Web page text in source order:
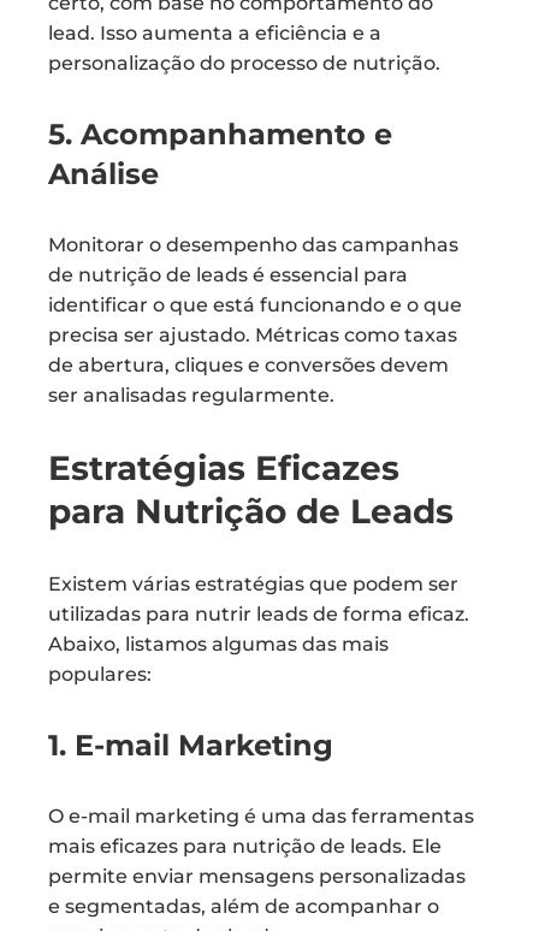
lead. Isso aumenta a eficiência e a
personalização do processo de nutrição.
5. Acompanhamento e
Análise
Monitorar o desempenho das campanhas
de nutrição de leads é essencial para
identificar o que está funcionando e o que
precisa ser ajustado. Métricas como taxas
de abertura, cliques e conversões devem
ser analisadas regularmente.
Estratégias Eficazes
para Nutrição de Leads
Existem várias estratégias que podem ser
utilizadas para nutrir leads de forma eficaz.
Abaixo, listamos algumas das mais
populares:
1. E-mail Marketing
O e-mail marketing é uma das ferramentas
mais eficazes para nutrição de leads. Ele
permite enviar mensagens personalizadas
e segmentadas, além de acompanhar o